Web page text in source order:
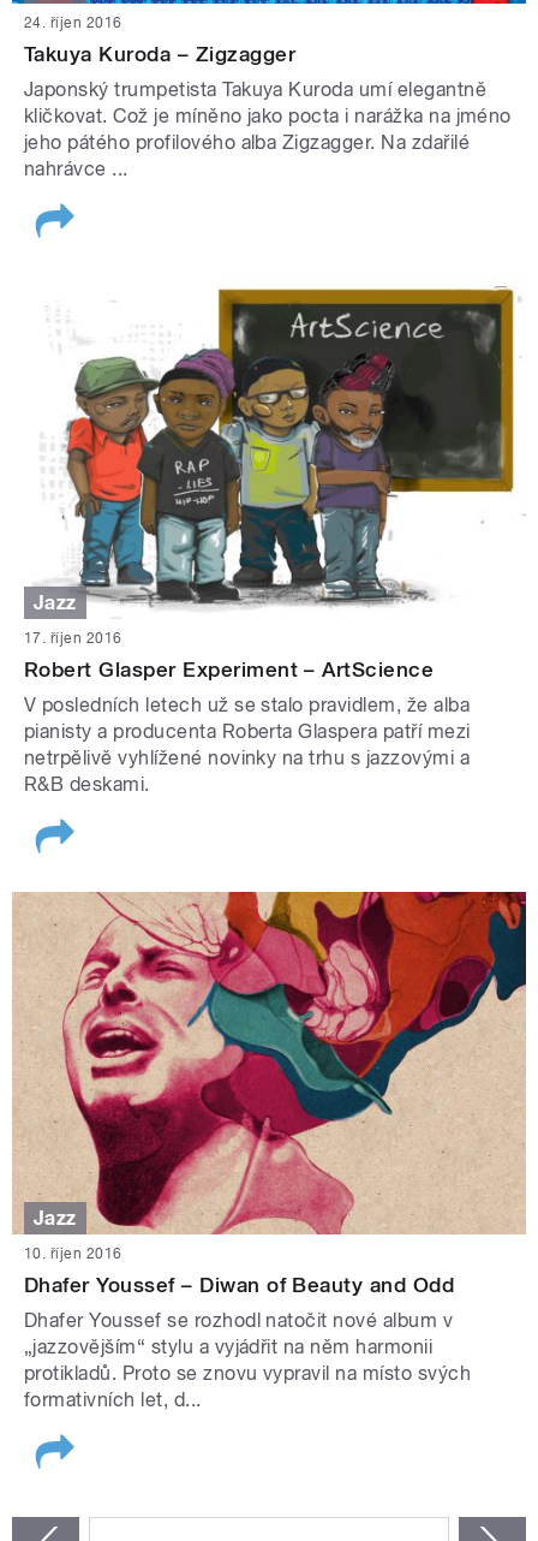
24. říjen 2016
Takuya Kuroda – Zigzagger
Japonský trumpetista Takuya Kuroda umí elegantně
kličkovat. Což je míněno jako pocta i narážka na jméno
jeho pátého profilového alba Zigzagger. Na zdařilé
nahrávce ...
Jazz
17. říjen 2016
Robert Glasper Experiment – ArtScience
V posledních letech už se stalo pravidlem, že alba
pianisty a producenta Roberta Glaspera patří mezi
netrpělivě vyhlížené novinky na trhu s jazzovými a
R&B deskami.
Jazz
10. říjen 2016
Dhafer Youssef – Diwan of Beauty and Odd
Dhafer Youssef se rozhodl natočit nové album v
„jazzovějším“ stylu a vyjádřit na něm harmonii
protikladů. Proto se znovu vypravil na místo svých
formativních let, d...